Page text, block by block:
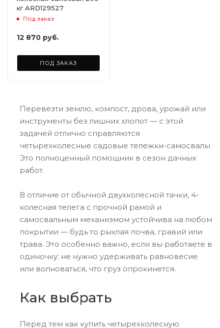
кг ARD129527
Под заказ
12 870 руб.
ПОД ЗАКАЗ
Перевезти землю, компост, дрова, урожай или
инструменты без лишних хлопот — с этой
задачей отлично справляются
четырехколесные садовые тележки-самосвалы.
Это полноценный помощник в сезон дачных
работ.
В отличие от обычной двухколесной тачки, 4-
колесная телега с прочной рамой и
самосвальным механизмом устойчива на любом
покрытии — будь то рыхлая почва, гравий или
трава. Это особенно важно, если вы работаете в
одиночку: не нужно удерживать равновесие
или волноваться, что груз опрокинется.
Как выбрать
Перед тем как купить четырехколесную